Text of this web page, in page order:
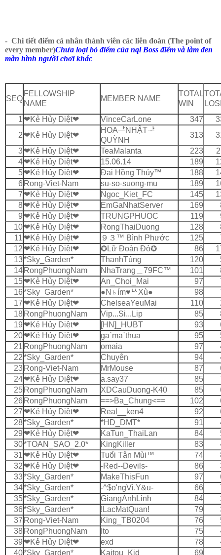
- Chi tiết điểm cá nhân thành viên các liên đoàn (The point of
every member)Chưa loại bỏ điểm của nql Boss điểm và làm đen
màn hình người chơi khác
SEQ
FELLOWSHIP
NAME
MEMBER NAME
TOTAL
WIN
1 ❤Kẻ Hủy Diệt❤ VinceCarLone 347
2 ❤Kẻ Hủy Diệt❤
HOAᆣNHẬTᆤ
QUỲNH
313
3❤Kẻ Hủy Diệt❤ TeaMalanta 223
4❤Kẻ Hủy Diệt❤ 15.06.14 189
5❤Kẻ Hủy Diệt❤ Ðại Hồng Thủy™ 188
6 Rong-Viet-Nam su-so-suong-mu 189
7 ❤Kẻ Hủy Diệt❤ Ngoc_Kiet_FC 145
8❤Kẻ Hủy Diệt❤ EmGaNhatServer 169
9 ❤Kẻ Hủy Diệt❤ TRUNGPHUOC 119
10❤Kẻ Hủy Diệt❤ RongThaiDuong 128
11 ❤Kẻ Hủy Diệt❤ ９３™ Bình Phước 125
12 ❤Kẻ Hủy Diệt❤ ✪Lữ Đoàn Ðỏ✪ 86
13*Sky_Garden* ThanhTùng 120
14 RongPhuongNam NhaTrang＿79FC™ 101
15❤Kẻ Hủy Diệt❤ An_Choi_Mai 97
16*Sky_Garden* ●N♄ímᅟ♥ᅛXù● 98
17 ❤Kẻ Hủy Diệt❤ ChelseaYeuMai 110
18 RongPhuongNam Vip...Si...Lip 85
19 ❤Kẻ Hủy Diệt❤ [HN]_HUBT 93
20❤Kẻ Hủy Diệt❤ ga`ma`thua 95
21 RongPhuongNam omaia 97
22*Sky_Garden* Chuyên 94
23 Rong-Viet-Nam MrMouse 87
24❤Kẻ Hủy Diệt❤ a.say37 85
25 RongPhuongNam XDCauDuong-K40 85
26 RongPhuongNam ==>Ba_Chung<== 102
27 ❤Kẻ Hủy Diệt❤ Real__ken4 92
28*Sky_Garden* *HD_DMT* 91
29 ❤Kẻ Hủy Diệt❤ KaTun_ThaiLan 84
30*TOAN_SAO_2.0* KingKiller 83
31 ❤Kẻ Hủy Diệt❤ Tuổi Tân Mùi™ 74
32 ❤Kẻ Hủy Diệt❤ -Red--Devils- 86
33*Sky_Garden* MakeThisFun 97
34*Sky_Garden* -^$o'ngVi.Y&u- 66
35*Sky_Garden* GiangAnhLinh 84
36*Sky_Garden* !LacMatQuan! 79
37 Rong-Viet-Nam King_TB0204 76
38 RongPhuongNam Ito 75
39 ❤Kẻ Hủy Diệt❤ exd 78
40*Sky_Garden* Kaitou_Kid 69